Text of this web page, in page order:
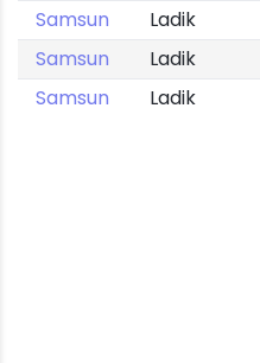
Samsun
Ladik
Samsun
Ladik
Samsun
Ladik